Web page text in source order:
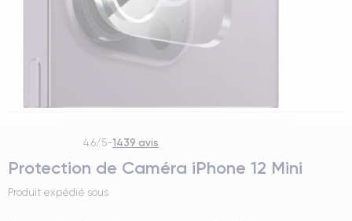
4.6/5-1439 avis
Protection de Caméra iPhone 12 Mini
Produit expédié sous